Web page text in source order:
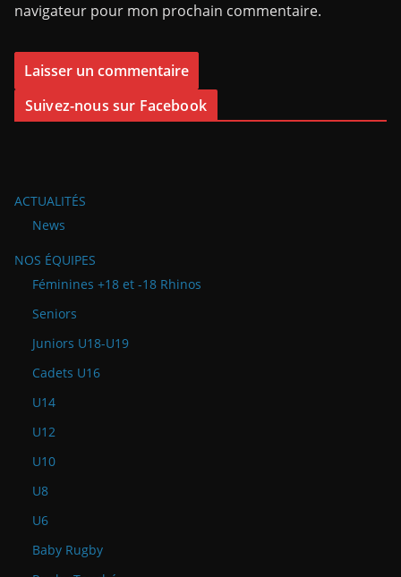
navigateur pour mon prochain commentaire.
Suivez-nous sur Facebook
ACTUALITÉS
News
NOS ÉQUIPES
Féminines +18 et -18 Rhinos
Seniors
Juniors U18-U19
Cadets U16
U14
U12
U10
U8
U6
Baby Rugby